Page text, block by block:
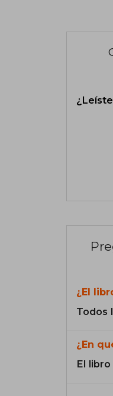
¿El
Todos
¿En
El